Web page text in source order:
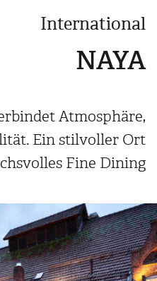
International
NAYA
Atmosphäre,
Ein stilvoller Ort
Fine Dining